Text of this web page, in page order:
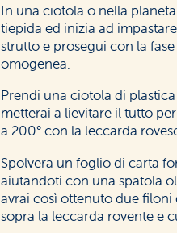
In una ciotola o nella
tiepida ed inizia ad
strutto e prosegui con la
omogenea.
Prendi una ciotola di
metterai a lievitare il tutto
a 200° con la leccarda
Spolvera un foglio di carta
aiutandoti con una spatola
avrai così ottenuto due filoni
sopra la leccarda rovente e